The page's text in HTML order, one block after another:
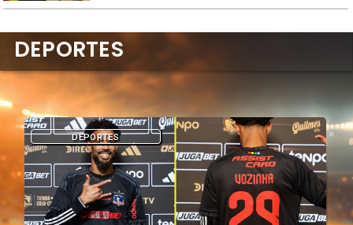
DEPORTES
DEPORTES